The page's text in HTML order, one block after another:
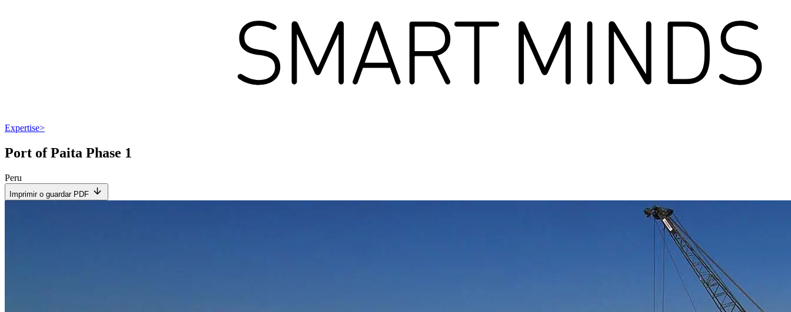
Expertise>
Port of Paita Phase 1
Peru
Imprimir o guardar PDF